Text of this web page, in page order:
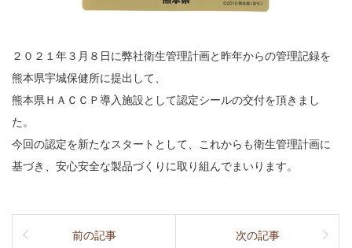
２０２１年３月８日に弊社衛生管理計画と昨年からの管理記録を
熊本県宇城保健所に提出して、
熊本県ＨＡＣＣＰ導入施設として認定シールの交付を頂きまし
た。
今回の認定を新たなスタートとして、これからも衛生管理計画に
基づき、安心安全な製品づくりに取り組んでまいります。
前の記事 次の記事